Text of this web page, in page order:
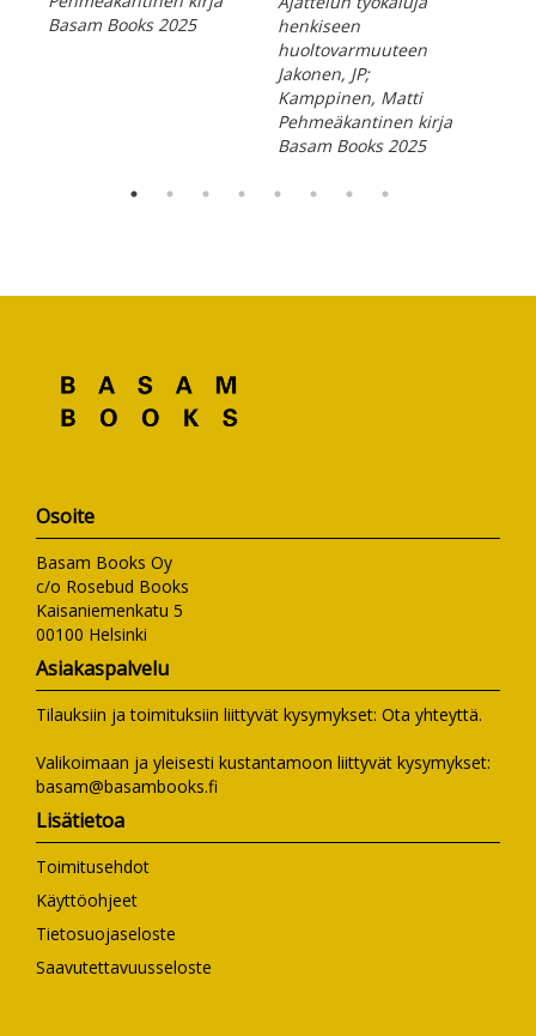
Basam Books 2025
henkiseen
huoltovarmuuteen
Jakonen, JP;
Kamppinen, Matti
Pehmeäkantinen kirja
Basam Books 2025
Osoite
Basam Books Oy
c/o Rosebud Books
Kaisaniemenkatu 5
00100 Helsinki
Asiakaspalvelu
Tilauksiin ja toimituksiin liittyvät kysymykset: Ota yhteyttä.
Valikoimaan ja yleisesti kustantamoon liittyvät kysymykset:
basam@basambooks.fi
Lisätietoa
Toimitusehdot
Käyttöohjeet
Tietosuojaseloste
Saavutettavuusseloste